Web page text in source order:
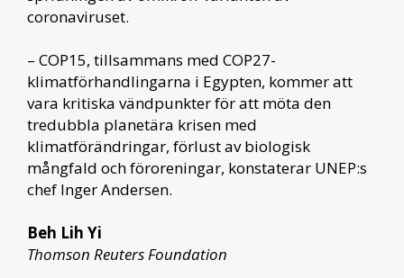
coronaviruset.
– COP15, tillsammans med COP27-
klimatförhandlingarna i Egypten, kommer att
vara kritiska vändpunkter för att möta den
tredubbla planetära krisen med
klimatförändringar, förlust av biologisk
mångfald och föroreningar, konstaterar UNEP:s
chef Inger Andersen.
Beh Lih Yi
Thomson Reuters Foundation